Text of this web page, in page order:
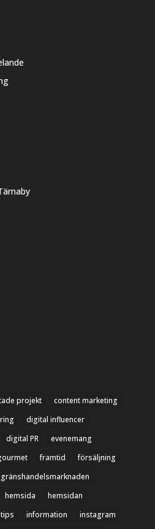
projekt
content marketing
digital influencer
digital PR
evenemang
framtid
försäljning
gränshandelsmarknaden
hemsida
hemsidan
information
instagram